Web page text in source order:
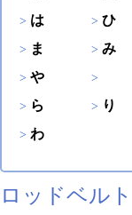
は
ひ
ま
み
や
ら
り
わ
ロッドベルト